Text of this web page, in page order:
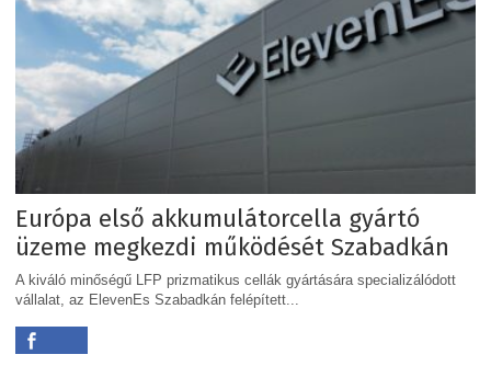
Európa első akkumulátorcella gyártó
üzeme megkezdi működését Szabadkán
A kiváló minőségű LFP prizmatikus cellák gyártására specializálódott
vállalat, az ElevenEs Szabadkán felépített...